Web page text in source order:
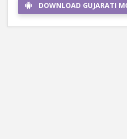
DOWNLOAD GUJARATI